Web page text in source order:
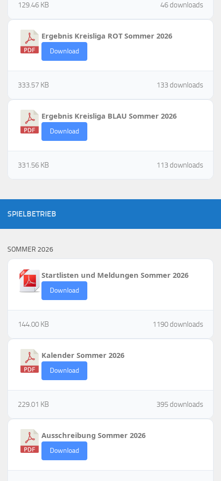
46 downloads
129.46 KB
Ergebnis Kreisliga ROT Sommer 2026
Download
133 downloads
333.57 KB
Ergebnis Kreisliga BLAU Sommer 2026
Download
113 downloads
331.56 KB
SPIELBETRIEB
SOMMER 2026
Startlisten und Meldungen Sommer 2026
Download
1190 downloads
144.00 KB
Kalender Sommer 2026
Download
395 downloads
229.01 KB
Ausschreibung Sommer 2026
Download